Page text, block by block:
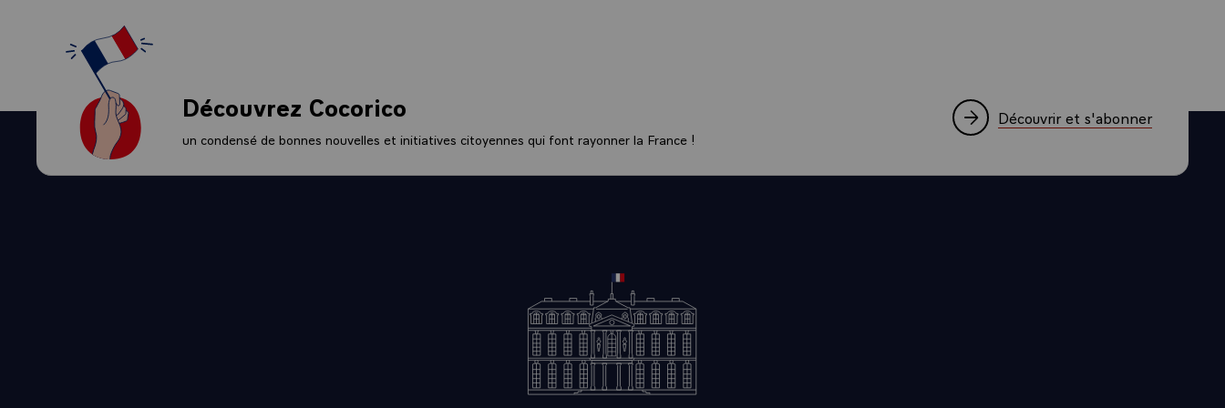
accord professionnel relatif à la chronologie des médias, dont la période d’extension expire au 9
disposera de la faculté de fixer temporairement, par décret en Conseil d’État, la durée et les
ÉGALITÉ DES CHANCES POUR L’ACCÈS AUX
ÉCOLES DE SERVICE PUBLIC
La ministre de la transformation et de la fonction publiques a présenté un projet de loi ratifiant
l’ordonnance n° 2021-238 du 3 mars 2021 favorisant l’égalité des chances pour l’accès à
Découvrez Cocorico
un condensé de bonnes nouvelles et initiatives citoyennes qui font rayonner la France !
Découvrir et s'abonner